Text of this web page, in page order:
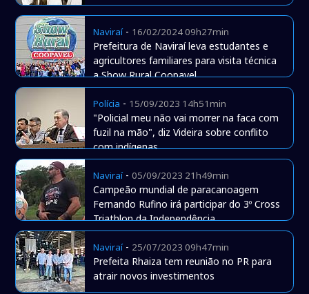
Naviraí- 16/02/2024 09h27min
Prefeitura de Naviraí leva estudantes e
agricultores familiares para visita técnica
a Show Rural Coopavel
Polícia - 15/09/2023 14h51min
"Policial meu não vai morrer na faca com
fuzil na mão", diz Videira sobre conflito
com indígenas
Naviraí-05/09/2023 21h49min
Campeão mundial de paracanoagem
Fernando Rufino irá participar do 3º Cross
Triathlon da Independência
Naviraí- 25/07/2023 09h47min
Prefeita Rhaiza tem reunião no PR para
atrair novos investimentos